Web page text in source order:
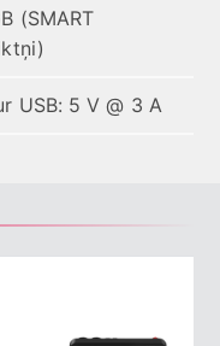
(SMART
USB: 5 V @ 3 A